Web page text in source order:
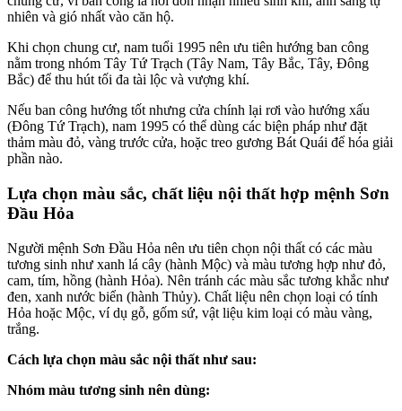
nhiên và gió nhất vào căn hộ.
Khi chọn chung cư, nam tuổi 1995 nên ưu tiên hướng ban công
nằm trong nhóm Tây Tứ Trạch (Tây Nam, Tây Bắc, Tây, Đông
Bắc) để thu hút tối đa tài lộc và vượng khí.
Nếu ban công hướng tốt nhưng cửa chính lại rơi vào hướng xấu
(Đông Tứ Trạch), nam 1995 có thể dùng các biện pháp như đặt
thảm màu đỏ, vàng trước cửa, hoặc treo gương Bát Quái để hóa giải
phần nào.
Lựa chọn màu sắc, chất liệu nội thất hợp mệnh Sơn
Đầu Hỏa
Người mệnh Sơn Đầu Hỏa nên ưu tiên chọn nội thất có các màu
tương sinh như xanh lá cây (hành Mộc) và màu tương hợp như đỏ,
cam, tím, hồng (hành Hỏa). Nên tránh các màu sắc tương khắc như
đen, xanh nước biển (hành Thủy). Chất liệu nên chọn loại có tính
Hỏa hoặc Mộc, ví dụ gỗ, gốm sứ, vật liệu kim loại có màu vàng,
trắng.
Cách lựa chọn màu sắc nội thất như sau:
Nhóm màu tương sinh nên dùng: